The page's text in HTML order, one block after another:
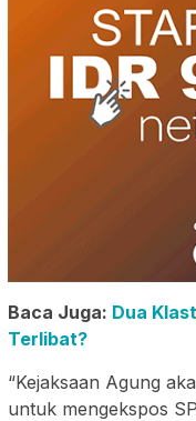
Baca Juga: Dua
Terlibat?
“Kejaksaan Agung
untuk mengekspos